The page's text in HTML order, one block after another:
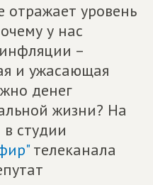
отражает уровень
у нас
–
и ужасающая
денег
жизни? На
студии
телеканала